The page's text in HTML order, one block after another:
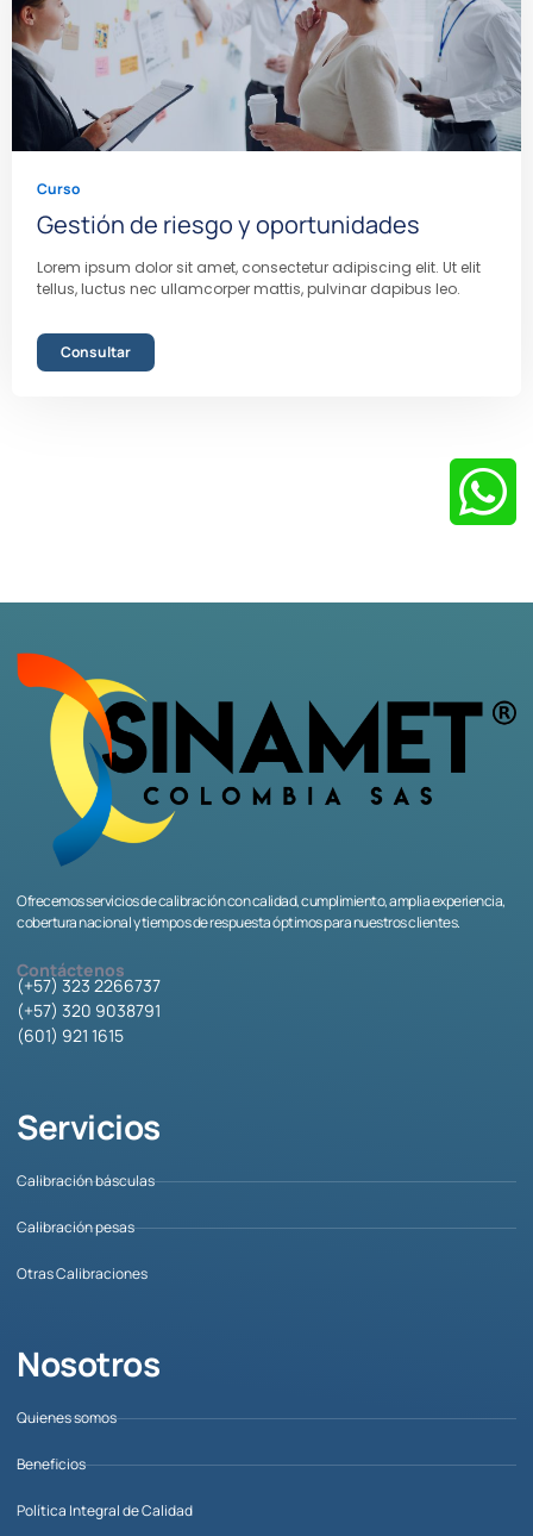
Curso
Gestión de riesgo y oportunidades
Lorem ipsum dolor sit amet, consectetur adipiscing elit. Ut elit
tellus, luctus nec ullamcorper mattis, pulvinar dapibus leo.
Consultar
Ofrecemos servicios de calibración con calidad, cumplimiento, amplia experiencia,
cobertura nacional y tiempos de respuesta óptimos para nuestros clientes.
Contáctenos
(+57) 323 2266737
(+57) 320 9038791
(601) 921 1615
Servicios
Calibración básculas
Calibración pesas
Otras Calibraciones
Nosotros
Quienes somos
Beneficios
Política Integral de Calidad